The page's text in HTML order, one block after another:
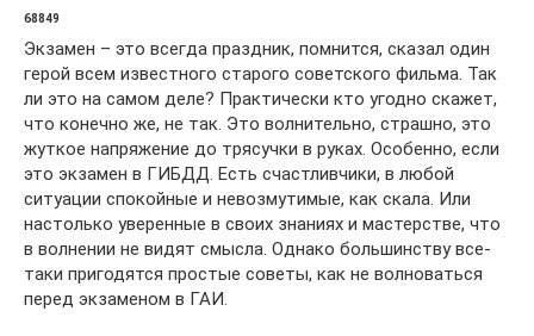
68849
Экзамен – это всегда праздник, помнится, сказал один
герой всем известного старого советского фильма. Так
ли это на самом деле? Практически кто угодно скажет,
что конечно же, не так. Это волнительно, страшно, это
жуткое напряжение до трясучки в руках. Особенно, если
это экзамен в ГИБДД. Есть счастливчики, в любой
ситуации спокойные и невозмутимые, как скала. Или
настолько уверенные в своих знаниях и мастерстве, что
в волнении не видят смысла. Однако большинству все-
таки пригодятся простые советы, как не волноваться
перед экзаменом в ГАИ.